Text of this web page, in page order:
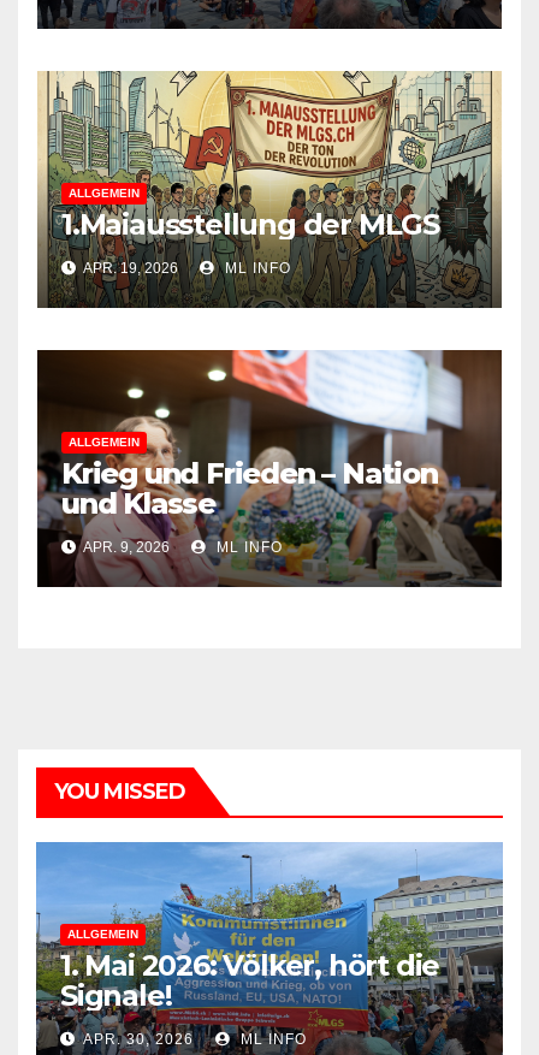
ALLGEMEIN
1.Maiausstellung der MLGS
APR. 19, 2026 ML INFO
ALLGEMEIN
Krieg und Frieden – Nation
und Klasse
APR. 9, 2026 ML INFO
YOU MISSED
ALLGEMEIN
1. Mai 2026: Völker, hört die
Signale!
APR. 30, 2026 ML INFO